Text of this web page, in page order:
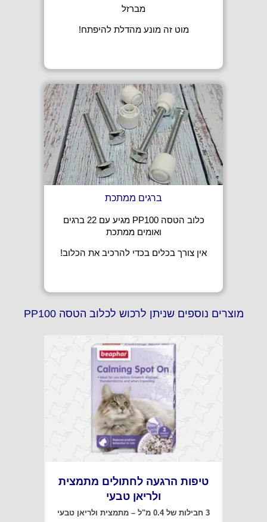
מברזל
מוט זה מונע מהדלת להיפתח!
ברגים ממתכת
כלוב הטסה PP100 מגיע עם 22 ברגים
ואומים ממתכת
אין צורך בכלים בכדי להרכיב את הכלוב!
מוצרים נוספים שניתן לרכוש לכלוב הטסה PP100
טיפות הרגעה לחתולים מתמצית
ולריאן טבעי
3 חבילות של 0.4 מ"ל – מתמצית ולריאן טבעי